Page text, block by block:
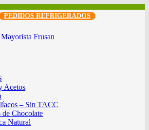
PEDIDOS REFRIGERADOS
Acetos
– Sin TACC
de Chocolate
Natural